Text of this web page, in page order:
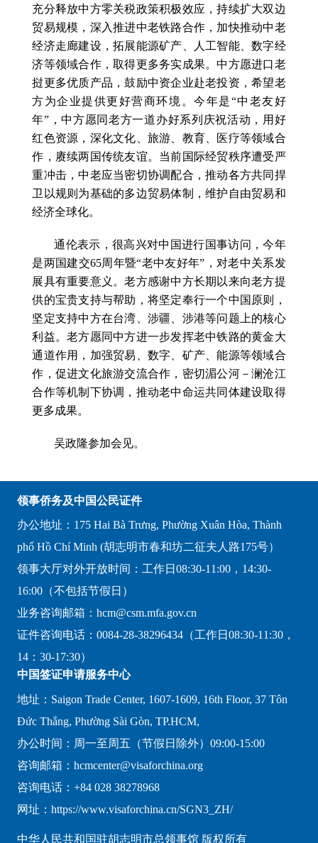
充分释放中方零关税政策积极效应，持续扩大双边
贸易规模，深入推进中老铁路合作，加快推动中老
经济走廊建设，拓展能源矿产、人工智能、数字经
济等领域合作，取得更多务实成果。中方愿进口老
挝更多优质产品，鼓励中资企业赴老投资，希望老
方为企业提供更好营商环境。今年是“中老友好
年”，中方愿同老方一道办好系列庆祝活动，用好
红色资源，深化文化、旅游、教育、医疗等领域合
作，赓续两国传统友谊。当前国际经贸秩序遭受严
重冲击，中老应当密切协调配合，推动各方共同捍
卫以规则为基础的多边贸易体制，维护自由贸易和
经济全球化。
通伦表示，很高兴对中国进行国事访问，今年
是两国建交65周年暨“老中友好年”，对老中关系发
展具有重要意义。老方感谢中方长期以来向老方提
供的宝贵支持与帮助，将坚定奉行一个中国原则，
坚定支持中方在台湾、涉疆、涉港等问题上的核心
利益。老方愿同中方进一步发挥老中铁路的黄金大
通道作用，加强贸易、数字、矿产、能源等领域合
作，促进文化旅游交流合作，密切湄公河－澜沧江
合作等机制下协调，推动老中命运共同体建设取得
更多成果。
吴政隆参加会见。
领事侨务及中国公民证件
办公地址：175 Hai Bà Trưng, Phường Xuân Hòa, Thành
phố Hồ Chí Minh (胡志明市春和坊二征夫人路175号）
领事大厅对外开放时间：工作日08:30-11:00，14:30-
16:00（不包括节假日）
业务咨询邮箱：hcm@csm.mfa.gov.cn
证件咨询电话：0084-28-38296434（工作日08:30-11:30，
14：30-17:30）
中国签证申请服务中心
地址：Saigon Trade Center, 1607-1609, 16th Floor, 37 Tôn
Đức Thắng, Phường Sài Gòn, TP.HCM,
办公时间：周一至周五（节假日除外）09:00-15:00
咨询邮箱：hcmcenter@visaforchina.org
咨询电话：+84 028 38278968
网址：https://www.visaforchina.cn/SGN3_ZH/
中华人民共和国驻胡志明市总领事馆 版权所有